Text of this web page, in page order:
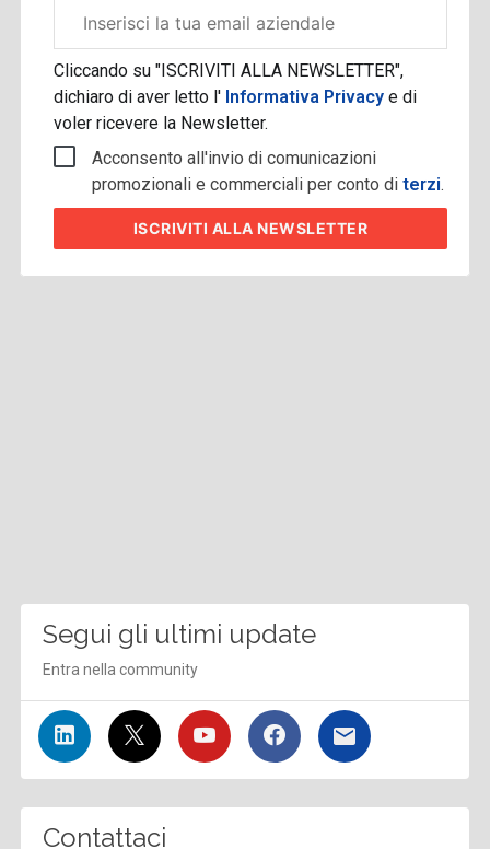
aziendale
Cliccando su "ISCRIVITI ALLA NEWSLETTER",
dichiaro di aver letto l' Informativa Privacye di
voler ricevere la Newsletter.
Acconsento all'invio di comunicazioni
promozionali e commerciali per conto diterzi.
ISCRIVITI ALLA NEWSLETTER
Segui gli ultimi update
Entra nella community
Contattaci